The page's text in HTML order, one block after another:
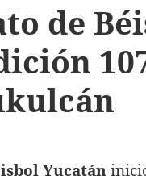
de
Yucatán